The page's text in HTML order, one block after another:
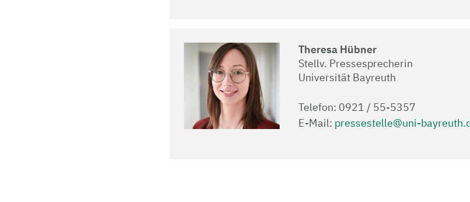
Theresa Hübner
Stellv. Pressesprecherin
Universität Bayreuth
Telefon: 0921 / 55-5357
E-Mail: pressestelle@uni-